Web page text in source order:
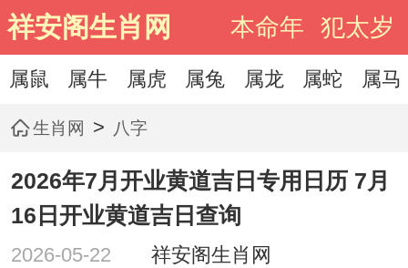
祥安阁生肖网 本命年 犯太岁
属鼠 属牛 属虎 属兔 属龙 属蛇 属马
生肖网 > 八字
2026年7月开业黄道吉日专用日历 7月
16日开业黄道吉日查询
2026-05-22 祥安阁生肖网